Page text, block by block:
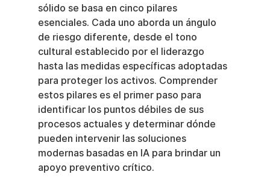
sólido se basa en cinco pilares
esenciales. Cada uno aborda un ángulo
de riesgo diferente, desde el tono
cultural establecido por el liderazgo
hasta las medidas específicas adoptadas
para proteger los activos. Comprender
estos pilares es el primer paso para
identificar los puntos débiles de sus
procesos actuales y determinar dónde
pueden intervenir las soluciones
modernas basadas en IA para brindar un
apoyo preventivo crítico.